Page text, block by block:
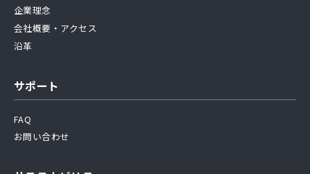
企業理念
会社概要・アクセス
沿革
サポート
FAQ
お問い合わせ